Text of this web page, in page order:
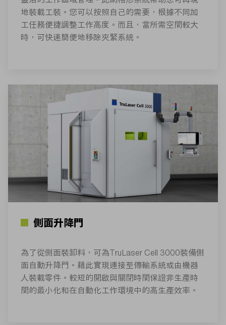
地裝載工裝。您可以按照自己的需要，根據不同加
工任務便捷調整工作高度。而且，當所需空間較大
時，可快速簡便地移除夾緊系統。
側面升降門
為了從側面裝卸料，可為TruLaser Cell 3000裝備側
面自動升降門。藉此實現連接至傳輸系統或由機器
人裝載零件。較短的開啟與關閉時間保證非生產時
間的最小化和在自動化工作環境中的高生產效率。